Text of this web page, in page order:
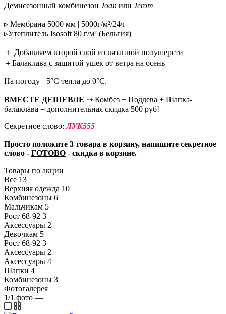
Демисезонный комбинезон Joan или Jerom
▹ Мембрана 5000 мм | 5000г/м²/24ч
▹Утеплитель Isosoft 80 г/м² (Бельгия)
＋ Добавляем второй слой из вязанной полушерсти
＋Балаклава с защитой ушек от ветра на осень
На погоду +5°С тепла до 0°С.
ВМЕСТЕ ДЕШЕВЛЕ ⇢ Комбез + Поддева + Шапка-
балаклава = дополнительная скидка 500 руб!
Секретное слово:ЛУК555
Просто положите 3 товара в корзину, напишите секретное
слово - ГОТОВО - скидка в корзине.
Товары по акции
Все 13
Верхняя одежда 10
Комбинезоны 6
Мальчикам 5
Рост 68-92 3
Аксессуары 2
Девочкам 5
Рост 68-92 3
Аксессуары 2
Аксессуары 4
Шапки 4
Комбинезоны 3
Фотогалерея
1/1 фото —